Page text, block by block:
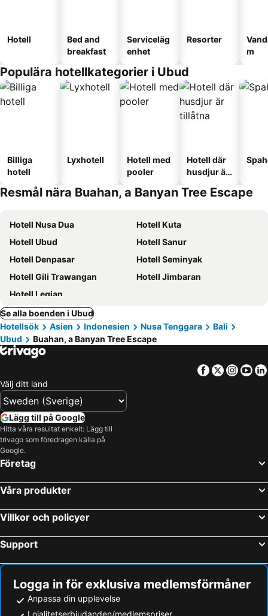
Hotell
Bed and
breakfast
Serviceläg
enhet
Resorter
m
Populära hotellkategorier i Ubud
Billiga
hotell
Lyxhotell
Hotell med
pooler
Hotell där
husdjur är
Resmål nära Buahan, a Banyan Tree Escape
Hotell Nusa Dua
Hotell Kuta
Hotell Ubud
Hotell Sanur
Hotell Denpasar
Hotell Seminyak
Hotell Gili Trawangan
Hotell Jimbaran
Hotell Legian
Se alla boenden i Ubud
Hotellsök
Asien Indonesien Nusa Tenggara
Bali
Ubud
Buahan, a Banyan Tree Escape
Facebook
Twitter
Välj ditt land
Lägg till på Google
Hitta våra resultat enkelt: Lägg till
trivago som föredragen källa på
Google.
Företag
Våra produkter
Villkor och policyer
Support
Logga in för exklusiva medlemsförmåner
Anpassa din upplevelse
Lojalitetserbjudanden/medlemspriser